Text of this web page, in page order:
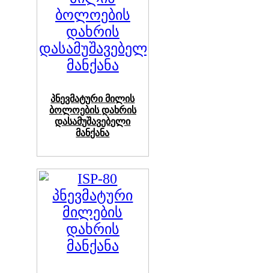
პნევმატური მილის
ბოლოების დახრის
დასამუშავებელი
მანქანა